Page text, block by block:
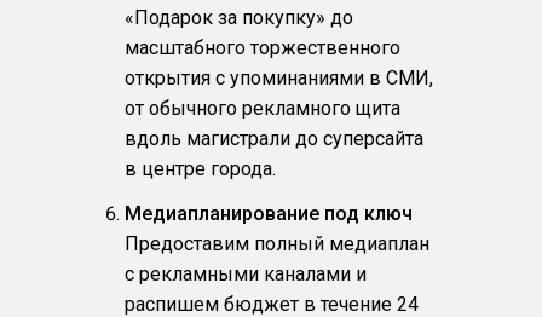
«Подарок за покупку» до
масштабного торжественного
открытия с упоминаниями в СМИ,
от обычного рекламного щита
вдоль магистрали до суперсайта
в центре города.
Медиапланирование под ключ
Предоставим полный медиаплан
с рекламными каналами и
распишем бюджет в течение 24